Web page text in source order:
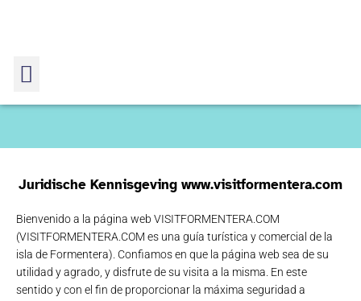
Home Juridische Kennisgeving
Juridische Kennisgeving www.visitformentera.com
Bienvenido a la página web VISITFORMENTERA.COM
(VISITFORMENTERA.COM es una guía turística y comercial de la
isla de Formentera). Confiamos en que la página web sea de su
utilidad y agrado, y disfrute de su visita a la misma. En este
sentido y con el fin de proporcionar la máxima seguridad a